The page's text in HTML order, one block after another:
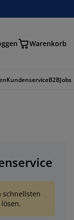
Warenkorb
KundenserviceB2BJobs
schnellsten